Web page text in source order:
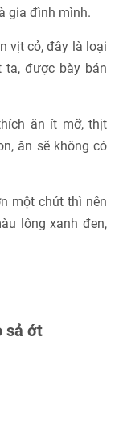
gia đình mình.
vịt cỏ, đây là loại
được bày bán
ăn ít mỡ, thịt
ăn sẽ không có
một chút thì nên
lông xanh đen,
sả ớt